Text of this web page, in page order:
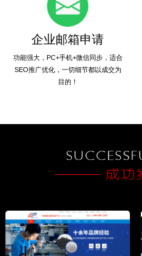
企业邮箱申请
功能强大，PC+手机+微信同步，适合
SEO推广优化，一切细节都以成交为
目的！